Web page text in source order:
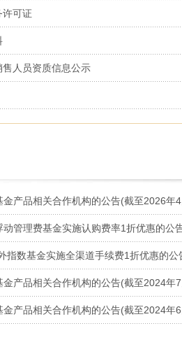
许可证
人员资质信息公示
金产品相关合作机构的公告(截至2026年
动管理费基金实施认购费率1折优惠的公
指数基金实施全渠道手续费1折优惠的
金产品相关合作机构的公告(截至2024年
金产品相关合作机构的公告(截至2024年